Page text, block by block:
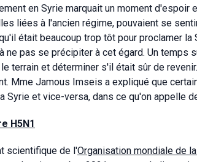
en Syrie marquait un moment d'espoir
liées à l'ancien régime, pouvaient se
était beaucoup trop tôt pour proclamer la
ne pas se précipiter à cet égard. Un temps
terrain et déterminer s'il était sûr de
Mme Jamous Imseis a expliqué que
Syrie et vice-versa, dans ce qu'on appelle
H5N1
scientifique de l'Organisation mondiale de